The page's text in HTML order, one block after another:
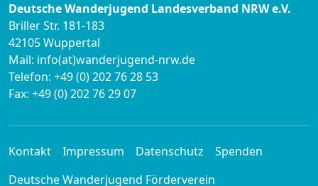
Deutsche Wanderjugend Landesverband NRW e.V.
Briller Str. 181-183
42105 Wuppertal
Mail: info(at)wanderjugend-nrw.de
Telefon: +49 (0) 202 76 28 53
Fax: +49 (0) 202 76 29 07
Kontakt Impressum Datenschutz
Spenden
Deutsche Wanderjugend Förderverein